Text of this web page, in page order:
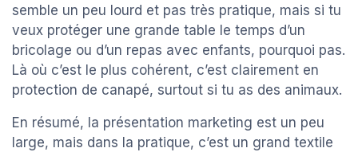
semble un peu lourd et pas très pratique, mais si tu
veux protéger une grande table le temps d’un
bricolage ou d’un repas avec enfants, pourquoi pas.
Là où c’est le plus cohérent, c’est clairement en
protection de canapé, surtout si tu as des animaux.
En résumé, la présentation marketing est un peu
large, mais dans la pratique, c’est un grand textile